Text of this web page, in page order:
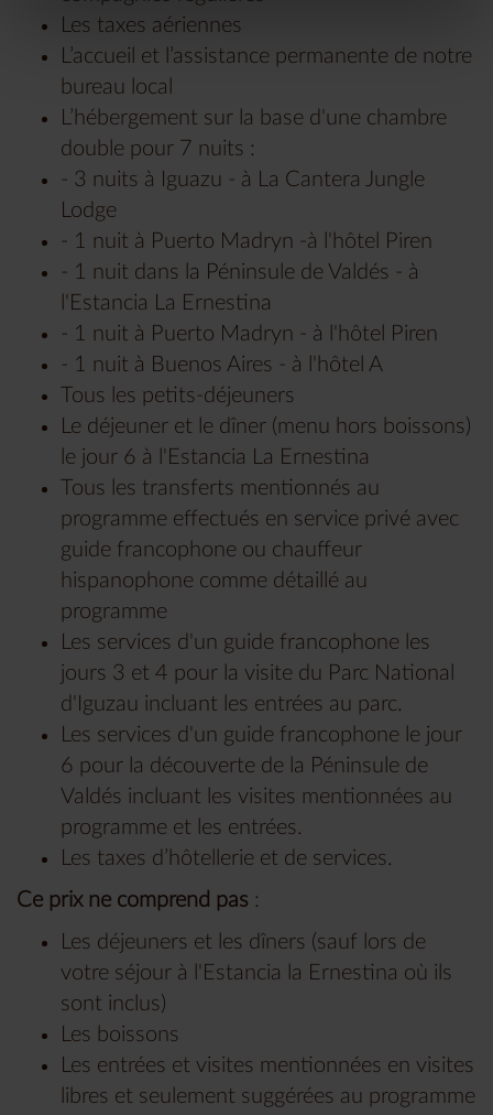
Les taxes aériennes
L’accueil et l’assistance permanente de notre
bureau local
L’hébergement sur la base d'une chambre
double pour 7 nuits :
- 3 nuits à Iguazu - à La Cantera Jungle
Lodge
- 1 nuit à Puerto Madryn -à l'hôtel Piren
- 1 nuit dans la Péninsule de Valdés - à
l'Estancia La Ernestina
- 1 nuit à Puerto Madryn - à l'hôtel Piren
- 1 nuit à Buenos Aires - à l'hôtel A
Tous les petits-déjeuners
Le déjeuner et le dîner (menu hors boissons)
le jour 6 à l'Estancia La Ernestina
Tous les transferts mentionnés au
programme effectués en service privé avec
guide francophone ou chauffeur
hispanophone comme détaillé au
programme
Les services d'un guide francophone les
jours 3 et 4 pour la visite du Parc National
d'Iguzau incluant les entrées au parc.
Les services d'un guide francophone le jour
6 pour la découverte de la Péninsule de
Valdés incluant les visites mentionnées au
programme et les entrées.
Les taxes d’hôtellerie et de services.
Ce prix ne comprend pas :
Les déjeuners et les dîners (sauf lors de
votre séjour à l'Estancia la Ernestina où ils
sont inclus)
Les boissons
Les entrées et visites mentionnées en visites
libres et seulement suggérées au programme